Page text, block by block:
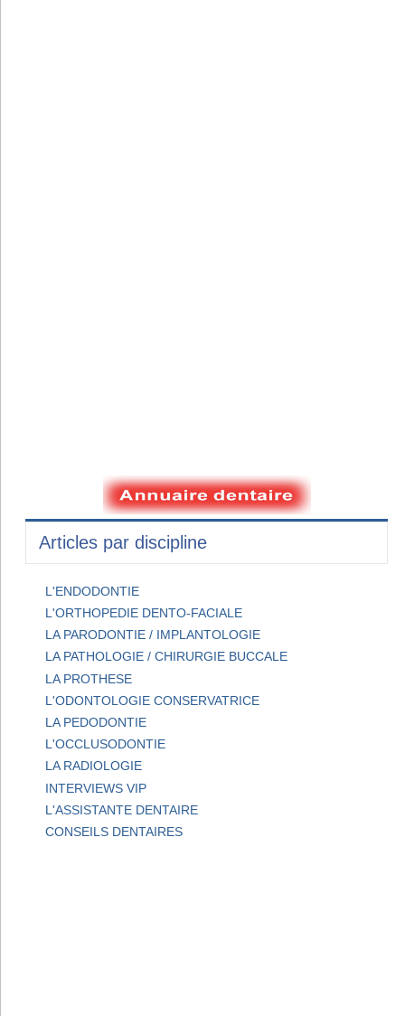
Articles par discipline
L'ENDODONTIE
L'ORTHOPEDIE DENTO-FACIALE
LA PARODONTIE / IMPLANTOLOGIE
LA PATHOLOGIE / CHIRURGIE BUCCALE
LA PROTHESE
L'ODONTOLOGIE CONSERVATRICE
LA PEDODONTIE
L'OCCLUSODONTIE
LA RADIOLOGIE
INTERVIEWS VIP
L'ASSISTANTE DENTAIRE
CONSEILS DENTAIRES